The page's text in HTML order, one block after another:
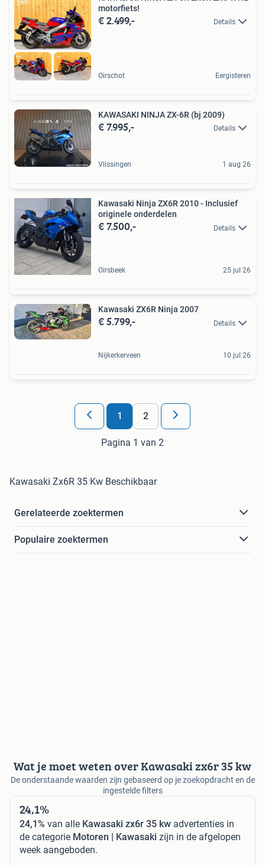
motorfiets!
€ 2.499,- Details
Oirschot Eergisteren
KAWASAKI NINJA ZX-6R (bj 2009)
€ 7.995,- Details
Vlissingen 1 aug 26
Kawasaki Ninja ZX6R 2010 - Inclusief
originele onderdelen
€ 7.500,- Details
Oirsbeek 25 jul 26
Kawasaki ZX6R Ninja 2007
€ 5.799,- Details
Nijkerkerveen 10 jul 26
1 2
Pagina 1 van 2
Kawasaki Zx6R 35 Kw Beschikbaar
Gerelateerde zoektermen
Populaire zoektermen
Wat je moet weten over Kawasaki zx6r 35 kw
De onderstaande waarden zijn gebaseerd op je zoekopdracht en de
ingestelde filters
24,1%
24,1% van alle Kawasaki zx6r 35 kw advertenties in
de categorie Motoren | Kawasaki zijn in de afgelopen
week aangeboden.